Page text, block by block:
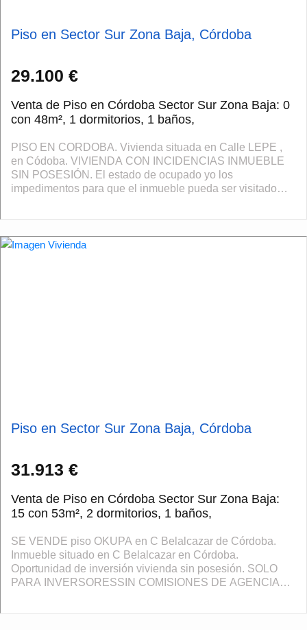
Piso en Sector Sur Zona Baja, Córdoba
29.100 €
Venta de Piso en Córdoba Sector Sur Zona Baja: 0
con 48m², 1 dormitorios, 1 baños,
PISO EN CORDOBA. Vivienda situada en Calle LEPE ,
en Códoba. VIVIENDA CON INCIDENCIAS INMUEBLE
SIN POSESIÓN. El estado de ocupado yo los
impedimentos para que el inmueble pueda ser visitado
Piso en Sector Sur Zona Baja, Córdoba
31.913 €
Venta de Piso en Córdoba Sector Sur Zona Baja:
15 con 53m², 2 dormitorios, 1 baños,
SE VENDE piso OKUPA en C Belalcazar de Córdoba.
Inmueble situado en C Belalcazar en Córdoba.
Oportunidad de inversión vivienda sin posesión. SOLO
PARA INVERSORESSIN COMISIONES DE AGENCIA